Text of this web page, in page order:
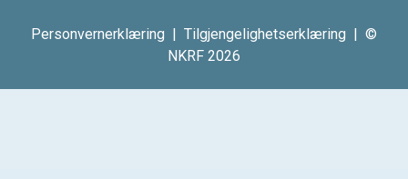
Personvernerklæring | Tilgjengelighetserklæring | ©
NKRF 2026